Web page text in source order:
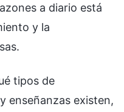
a diario está
y la
tipos de
enseñanzas existen,